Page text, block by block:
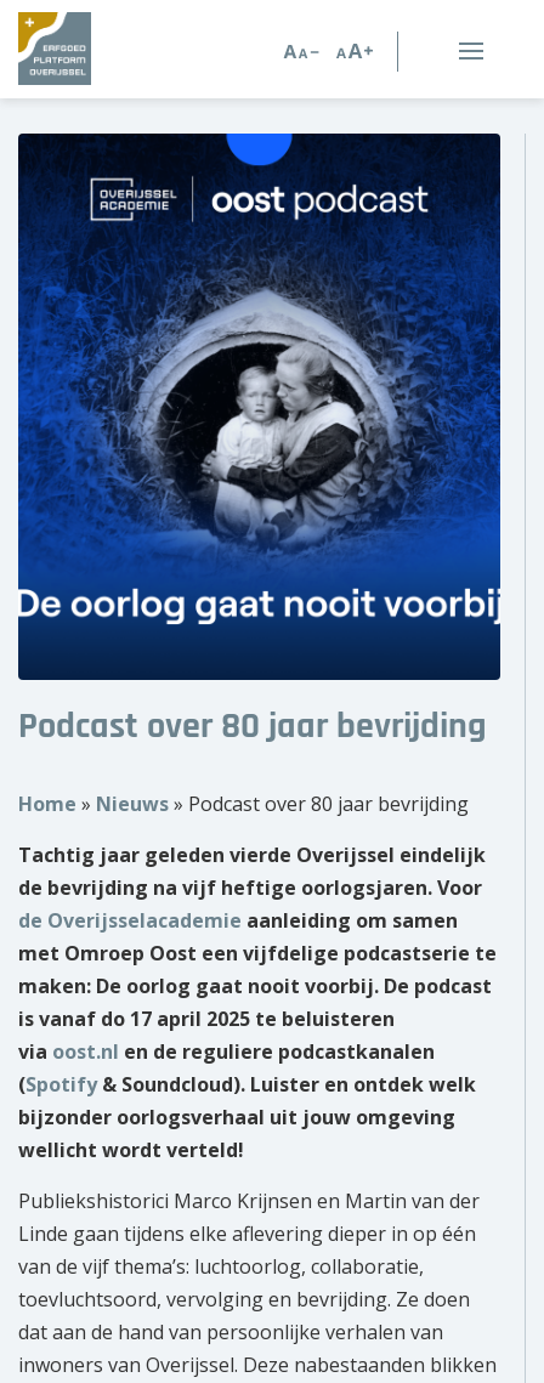
Erfgoedorganisaties
Verhalen
Kennis en advies
Kennisbank
Persoonlijk advies
Nieuws
Agenda
Zoek
Podcast over 80 jaar bevrijding
Home » Nieuws» Podcast over 80 jaar bevrijding
Tachtig jaar geleden vierde Overijssel eindelijk
de bevrijding na vijf heftige oorlogsjaren. Voor
de Overijsselacademie aanleiding om samen
met Omroep Oost een vijfdelige podcastserie te
maken: De oorlog gaat nooit voorbij. De podcast
is vanaf do 17 april 2025 te beluisteren
via oost.nl en de reguliere podcastkanalen
(Spotify& Soundcloud). Luister en ontdek welk
bijzonder oorlogsverhaal uit jouw omgeving
wellicht wordt verteld!
Publiekshistorici Marco Krijnsen en Martin van der
Linde gaan tijdens elke aflevering dieper in op één
van de vijf thema’s: luchtoorlog, collaboratie,
toevluchtsoord, vervolging en bevrijding. Ze doen
dat aan de hand van persoonlijke verhalen van
inwoners van Overijssel. Deze nabestaanden blikken